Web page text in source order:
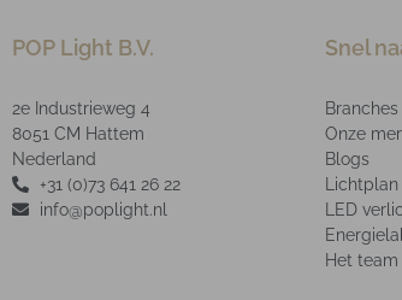
POP Light B.V.
2e Industrieweg 4
8051 CM Hattem
Nederland
+31 (0)73 641 26 22
info@poplight.nl
Snel
Branches
Onze
Blogs
Lichtplan
LED
Het team